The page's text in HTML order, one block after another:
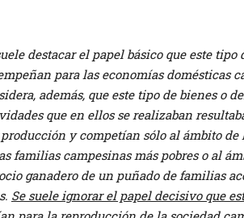
destacar el papel básico que este tipo
para las economías domésticas
además, que este tipo de bienes o
que en ellos se realizaban
y competían sólo al ámbito de
familias campesinas más pobres o al
ganadero de un puñado de familias
Se suele ignorar el papel decisivo que